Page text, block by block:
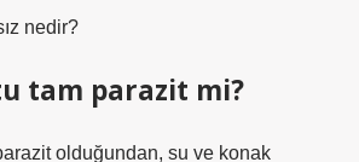
nedir?
tam parazit mi?
olduğundan, su ve konak